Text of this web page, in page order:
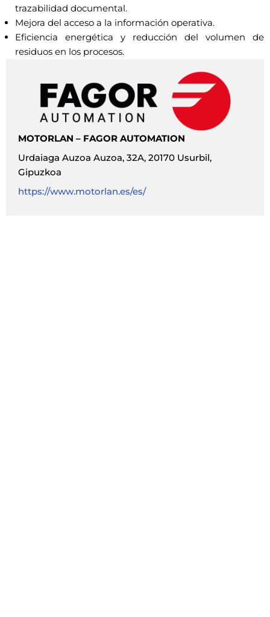
trazabilidad documental.
Mejora del acceso a la información operativa.
Eficiencia energética y reducción del volumen de
residuos en los procesos.
MOTORLAN – FAGOR AUTOMATION
Urdaiaga Auzoa Auzoa, 32A, 20170 Usurbil,
Gipuzkoa
https://www.motorlan.es/es/